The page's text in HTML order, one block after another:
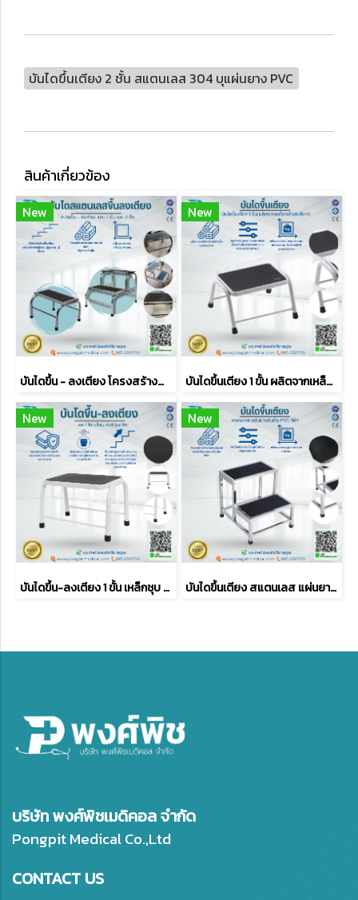
บันไดขึ้นเตียง 2 ชั้น สแตนเลส 304 บุแผ่นยาง PVC
สินค้าเกี่ยวข้อง
New
บันไดขึ้น - ลงเตียง โครงสร้างทำจากสแตนเลส
New
บันไดขึ้นเตียง 1 ขั้น ผลิตจากเหล็กกล้าพ่นสีขาว
New
บันไดขึ้น-ลงเตียง 1 ขั้น เหล็กชุบ พ่นสี รุ่นขาโค้ง
New
บันไดขึ้นเตียง สแตนเลส แผ่นยางกันลื่น PVC สีดำ
บริษัท พงศ์พิชเมดิคอล จำกัด
Pongpit Medical Co.,Ltd
CONTACT US